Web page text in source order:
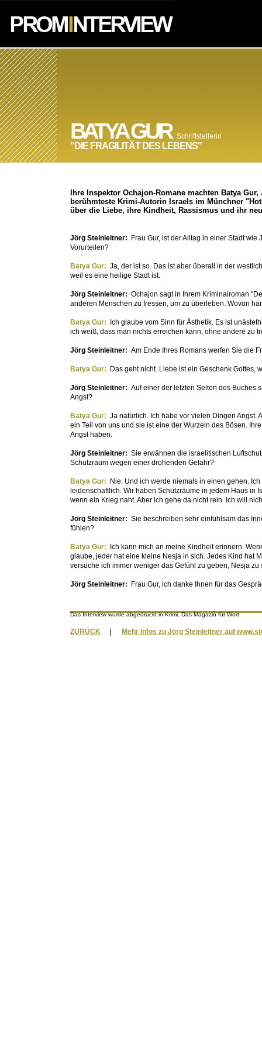
BATYA GUR Schriftstellerin
"DIE FRAGILITÄT DES LEBENS"
Ihre Inspektor Ochajon-Romane machten Batya
berühmteste Krimi-Autorin Israels im Münchner
über die Liebe, ihre Kindheit, Rassismus und ihr
Jörg Steinleitner:
Frau Gur, ist der Alltag in einer Stadt
Vorurteilen?
Batya Gur: Ja, der ist so. Das ist aber überall in der
weil es eine heilige Stadt ist.
Jörg Steinleitner: Ochajon sagt in Ihrem Kriminalroman
anderen Menschen zu fressen, um zu überleben. Wovon
Batya Gur:
Ich glaube vom Sinn für Ästhetik. Es ist
ich weiß, dass man nichts erreichen kann, ohne andere zu
Jörg Steinleitner: Am Ende Ihres Romans werfen Sie die
Batya Gur: Das geht nicht. Liebe ist ein Geschenk Gottes,
Jörg Steinleitner: Auf einer der letzten Seiten des Buches
Angst?
Batya Gur: Ja natürlich. Ich habe vor vielen Dingen Angst.
ein Teil von uns und sie ist eine der Wurzeln des Bösen.
Angst haben.
Jörg Steinleitner: Sie erwähnen die israelitischen
Schutzraum wegen einer drohenden Gefahr?
Batya Gur:
Nie. Und ich werde niemals in einen gehen.
leidenschaftlich. Wir haben Schutzräume in jedem Haus in
wenn ein Krieg naht. Aber ich gehe da nicht rein. Ich will
Jörg Steinleitner: Sie beschreiben sehr einfühlsam das
fühlen?
Batya Gur:
Ich kann mich an meine Kindheit erinnern.
glaube, jeder hat eine kleine Nesja in sich. Jedes Kind hat
versuche ich immer weniger das Gefühl zu geben, Nesja
Jörg Steinleitner: Frau Gur, ich danke Ihnen für das
Das Interview wurde abgedruckt in Krimi. Das Magazin für Wort
ZURÜCK Mehr Infos zu Jörg Steinleitner auf